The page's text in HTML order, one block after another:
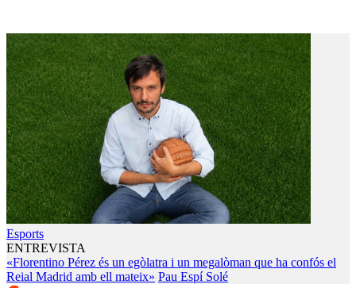
Esports
ENTREVISTA
«Florentino Pérez és un egòlatra i un megalòman que ha confós el
Reial Madrid amb ell mateix» Pau Espí Solé